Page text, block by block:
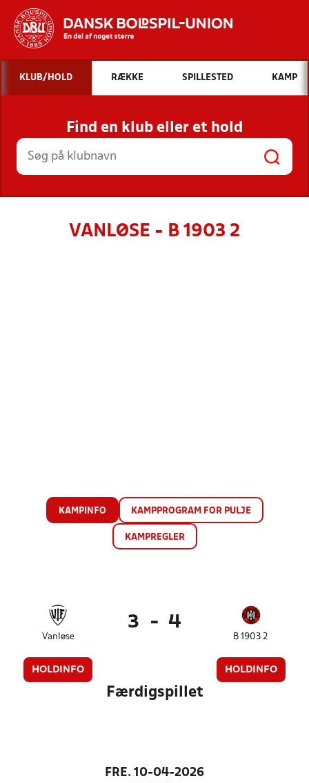
Hvad vil du søge efter?
INDHOLD OG NYHEDER
STILLINGER, RESULTATER, KLUBBER OG
HOLD
KLUB/HOLD RÆKKE SPILLESTED KAMP
Find en klub eller et hold
VANLØSE - B 1903 2
KAMPINFO KAMPPROGRAM FOR PULJE
KAMPREGLER
Vanløse
HOLDINFO
3 - 4
B 1903 2
HOLDINFO
Færdigspillet
FRE. 10-04-2026